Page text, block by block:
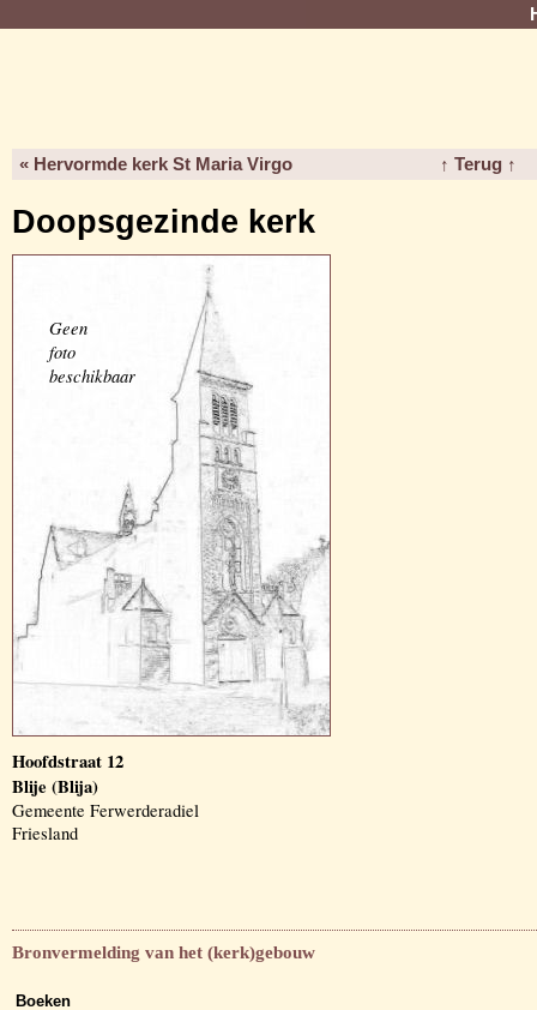
« Hervormde kerk St Maria Virgo ↑ Terug ↑
Doopsgezinde kerk
Geen
foto
beschikbaar
Hoofdstraat 12
Blije (Blija)
Gemeente Ferwerderadiel
Friesland
Bronvermelding van het (kerk)gebouw
Boeken